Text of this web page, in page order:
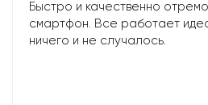
Быстро и качественно
смартфон. Все работает
ничего и не случалось.